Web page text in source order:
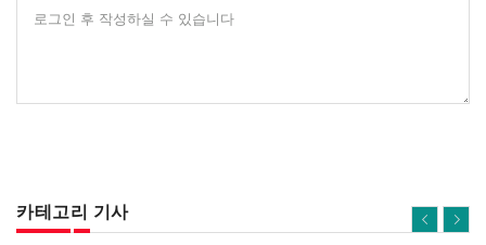
로그인 후 작성하실 수 있습니다
카테고리 기사